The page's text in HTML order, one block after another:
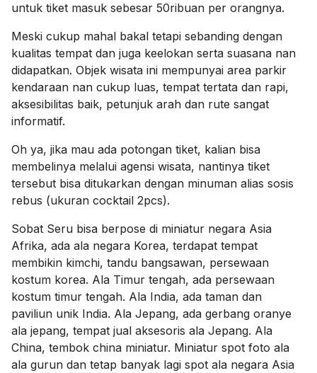
untuk tiket masuk sebesar 50ribuan per orangnya.
Meski cukup mahal bakal tetapi sebanding dengan
kualitas tempat dan juga keelokan serta suasana nan
didapatkan. Objek wisata ini mempunyai area parkir
kendaraan nan cukup luas, tempat tertata dan rapi,
aksesibilitas baik, petunjuk arah dan rute sangat
informatif.
Oh ya, jika mau ada potongan tiket, kalian bisa
membelinya melalui agensi wisata, nantinya tiket
tersebut bisa ditukarkan dengan minuman alias sosis
rebus (ukuran cocktail 2pcs).
Sobat Seru bisa berpose di miniatur negara Asia
Afrika, ada ala negara Korea, terdapat tempat
membikin kimchi, tandu bangsawan, persewaan
kostum korea. Ala Timur tengah, ada persewaan
kostum timur tengah. Ala India, ada taman dan
paviliun unik India. Ala Jepang, ada gerbang oranye
ala jepang, tempat jual aksesoris ala Jepang. Ala
China, tembok china miniatur. Miniatur spot foto ala
ala gurun dan tetap banyak lagi spot ala negara Asia